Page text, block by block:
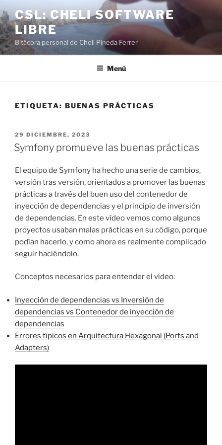
al
contenido
CSL: CHELI SOFTWARE
LIBRE
Bitácora personal de Cheli Pineda Ferrer
Menú
ETIQUETA: BUENAS PRÁCTICAS
PUBLICADO
EL
29 DICIEMBRE, 2023
Symfony promueve las buenas prácticas
El equipo de Symfony ha hecho una serie de cambios,
versión tras versión, orientados a promover las buenas
prácticas a través del buen uso del contenedor de
inyección de dependencias y el principio de inversión
de dependencias. En este vídeo vemos como algunos
proyectos usaban malas prácticas en su código, porque
podían hacerlo, y como ahora es realmente complicado
seguir haciéndolo.
Conceptos necesarios para entender el vídeo:
Inyección de dependencias vs Inversión de
dependencias vs Contenedor de inyección de
dependencias
Errores típicos en Arquitectura Hexagonal (Ports and
Adapters)